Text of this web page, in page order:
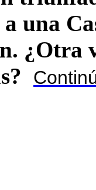
una
¿Otra